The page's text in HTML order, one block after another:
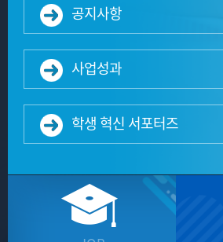
공지사항
사업성과
학생 혁신 서포터즈